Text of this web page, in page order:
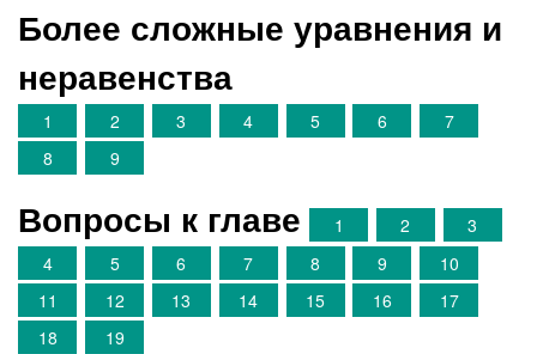
Более сложные уравнения и
неравенства
1 2 3 4 5 6
7
8
9
Вопросы к главе 1 2
3
4
5 6 7 8 9
10
11
12 13 14 15 16
17
18
19